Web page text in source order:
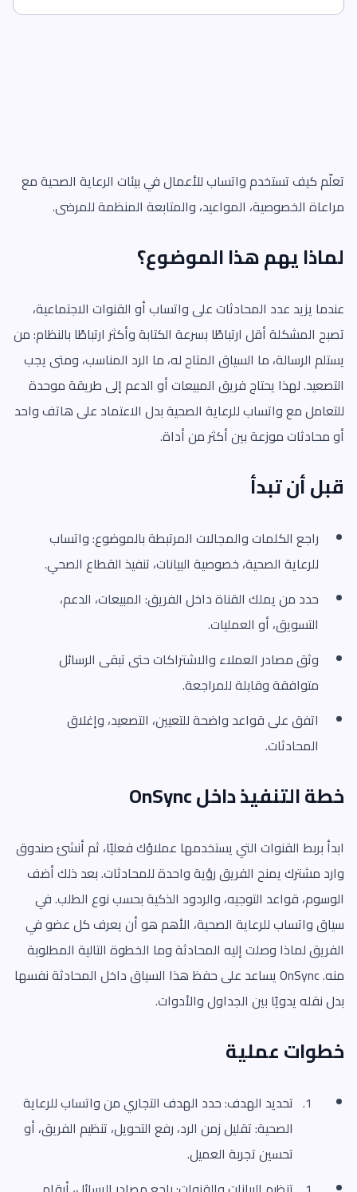
تعلّم كيف تستخدم واتساب للأعمال في بيئات الرعاية الصحية مع
مراعاة الخصوصية، المواعيد، والمتابعة المنظمة للمرضى.
لماذا يهم هذا الموضوع؟
عندما يزيد عدد المحادثات على واتساب أو القنوات الاجتماعية،
تصبح المشكلة أقل ارتباطًا بسرعة الكتابة وأكثر ارتباطًا بالنظام: من
يستلم الرسالة، ما السياق المتاح له، ما الرد المناسب، ومتى يجب
التصعيد. لهذا يحتاج فريق المبيعات أو الدعم إلى طريقة موحدة
للتعامل مع واتساب للرعاية الصحية بدل الاعتماد على هاتف واحد
أو محادثات موزعة بين أكثر من أداة.
قبل أن تبدأ
راجع الكلمات والمجالات المرتبطة بالموضوع: واتساب
للرعاية الصحية، خصوصية البيانات، تنفيذ القطاع الصحي.
حدد من يملك القناة داخل الفريق: المبيعات، الدعم،
التسويق، أو العمليات.
وثق مصادر العملاء والاشتراكات حتى تبقى الرسائل
متوافقة وقابلة للمراجعة.
اتفق على قواعد واضحة للتعيين، التصعيد، وإغلاق
المحادثات.
خطة التنفيذ داخل OnSync
ابدأ بربط القنوات التي يستخدمها عملاؤك فعليًا، ثم أنشئ صندوق
وارد مشترك يمنح الفريق رؤية واحدة للمحادثات. بعد ذلك أضف
الوسوم، قواعد التوجيه، والردود الذكية بحسب نوع الطلب. في
سياق واتساب للرعاية الصحية، الأهم هو أن يعرف كل عضو في
الفريق لماذا وصلت إليه المحادثة وما الخطوة التالية المطلوبة
منه. OnSync يساعد على حفظ هذا السياق داخل المحادثة نفسها
بدل نقله يدويًا بين الجداول والأدوات.
خطوات عملية
تحديد الهدف: حدد الهدف التجاري من واتساب للرعاية
الصحية: تقليل زمن الرد، رفع التحويل، تنظيم الفريق، أو
تحسين تجربة العميل.